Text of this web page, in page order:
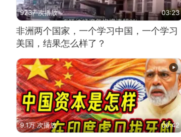
9237 次播放 03:23
非洲两个国家，一个学习中国，一个学习
美国，结果怎么样了？
9.1万 次播放 06:42